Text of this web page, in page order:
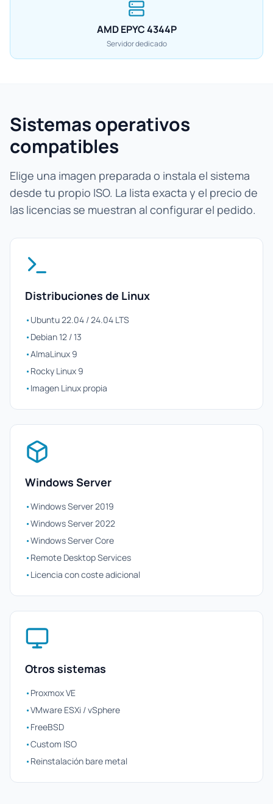
AMD EPYC 4344P
Servidor dedicado
Sistemas operativos
compatibles
Elige una imagen preparada o instala el sistema
desde tu propio ISO. La lista exacta y el precio de
las licencias se muestran al configurar el pedido.
Distribuciones de Linux
•Ubuntu 22.04 / 24.04 LTS
•Debian 12 / 13
•AlmaLinux 9
•Rocky Linux 9
•Imagen Linux propia
Windows Server
•Windows Server 2019
•Windows Server 2022
•Windows Server Core
•Remote Desktop Services
•Licencia con coste adicional
Otros sistemas
•Proxmox VE
•VMware ESXi / vSphere
•FreeBSD
•Custom ISO
•Reinstalación bare metal